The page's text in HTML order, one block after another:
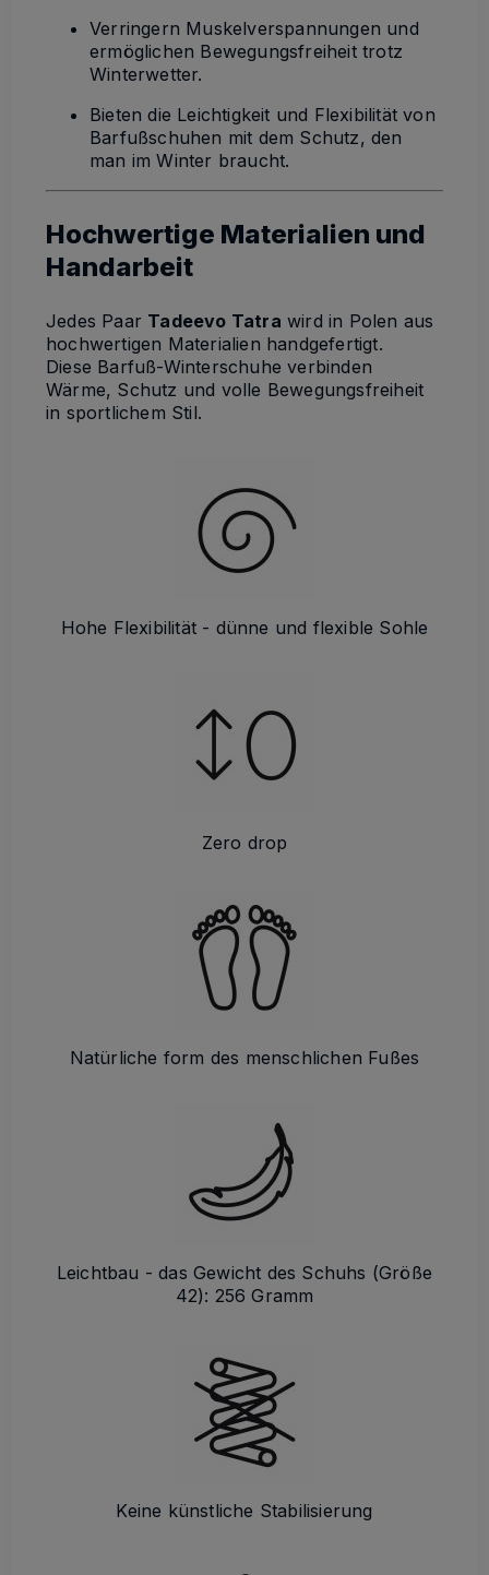
Verringern Muskelverspannungen und
ermöglichen Bewegungsfreiheit trotz
Winterwetter.
Bieten die Leichtigkeit und Flexibilität von
Barfußschuhen mit dem Schutz, den
man im Winter braucht.
Hochwertige Materialien und
Handarbeit
Jedes Paar Tadeevo Tatra wird in Polen aus
hochwertigen Materialien handgefertigt.
Diese Barfuß-Winterschuhe verbinden
Wärme, Schutz und volle Bewegungsfreiheit
in sportlichem Stil.
Hohe Flexibilität - dünne und flexible Sohle
Zero drop
Natürliche form des menschlichen Fußes
Leichtbau - das Gewicht des Schuhs (Größe
42): 256 Gramm
Keine künstliche Stabilisierung